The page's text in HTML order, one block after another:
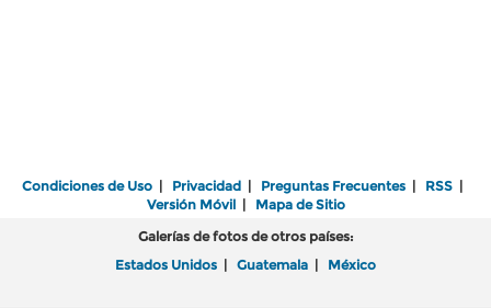
Condiciones de Uso | Privacidad | Preguntas Frecuentes | RSS |
Versión Móvil| Mapa de Sitio
Galerías de fotos de otros países:
Estados Unidos | Guatemala | México